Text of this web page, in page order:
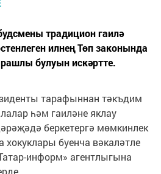
традицион гаилә
илнең Төп законында
булуын искәртте.
тарафыннан тәкъдим
һәм гаиләне яклау
беркетергә мөмкинлек
хокуклары буенча вәкаләтле
информ» агентлыгына